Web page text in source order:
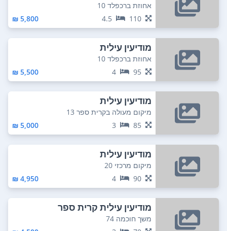
אחוזת ברכפלד 10
110
4.5
5,800 ₪
מודיעין עילית
אחוזת ברכפלד 10
95
4
5,500 ₪
מודיעין עילית
מיקום מעולה בקרית ספר 13
85
3
5,000 ₪
מודיעין עילית
מיקום מרכזי 20
90
4
4,950 ₪
מודיעין עילית קרית ספר
משך חוכמה 74